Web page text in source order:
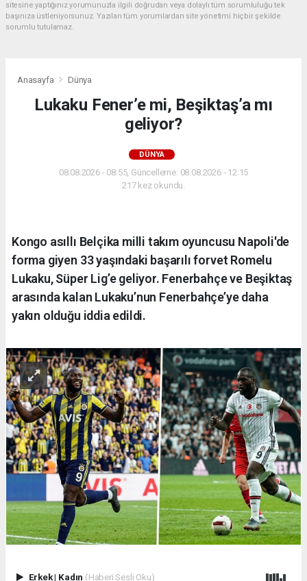
sitesine yaptığınız yorumunuzla ilgili doğrudan veya dolaylı tüm sorumluluğu tek
başınıza üstleniyorsunuz. Yazılan tüm yorumlardan site yönetimi hiçbir şekilde
sorumlu tutulamaz.
Anasayfa Dünya
Lukaku Fener’e mi, Beşiktaş’a mı
geliyor?
DÜNYA
08.08.2026 - 08:55, Güncelleme: 08.08.2026 - 12:15
217 kez okundu.
Kongo asıllı Belçika milli takım oyuncusu Napoli'de
forma giyen 33 yaşındaki başarılı forvet Romelu
Lukaku, Süper Lig’e geliyor. Fenerbahçe ve Beşiktaş
arasında kalan Lukaku’nun Fenerbahçe’ye daha
yakın olduğu iddia edildi.
Erkek| Kadın (Haberi Sesli Oku)